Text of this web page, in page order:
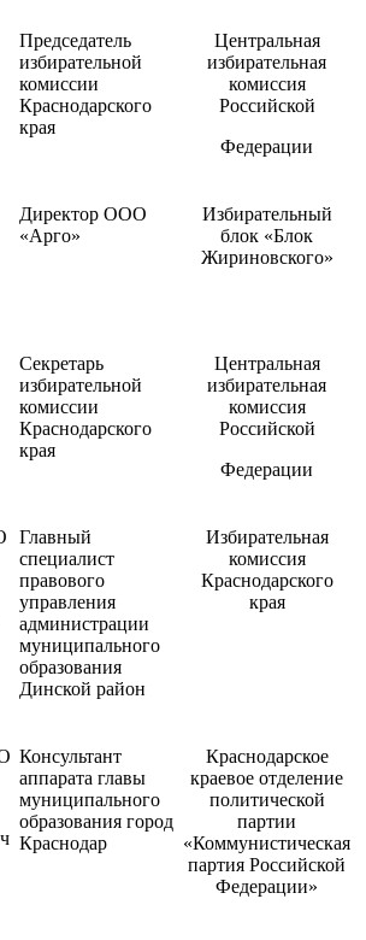
Председатель
избирательной
комиссии
Краснодарского
края
Центральная
избирательная
комиссия
Российской
Федерации
Директор ООО
«Арго»
Избирательный
блок «Блок
Жириновского»
Секретарь
избирательной
комиссии
Краснодарского
края
Центральная
избирательная
комиссия
Российской
Федерации
Главный
специалист
правового
управления
администрации
муниципального
образования
Динской район
Избирательная
комиссия
Краснодарского
края
Консультант
аппарата главы
муниципального
образования город
Краснодар
Краснодарское
краевое отделение
политической
партии
«Коммунистическая
партия Российской
Федерации»